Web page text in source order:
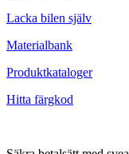
Lacka bilen själv
Materialbank
Produktkataloger
Hitta färgkod